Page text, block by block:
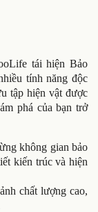
tái hiện Bảo
tính năng độc
tập hiện vật được
phá của bạn trở
không gian bảo
kiến trúc và hiện
chất lượng cao,